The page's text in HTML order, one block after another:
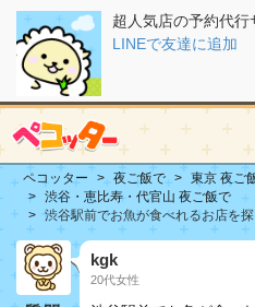
超人気店の予約代行
LINEで友達に追加
ペコッター 夜ご飯で
東京 夜ご
渋谷・恵比寿・代官山 夜ご飯で
渋谷駅前でお魚が食べれるお店を
kgk
20代女性